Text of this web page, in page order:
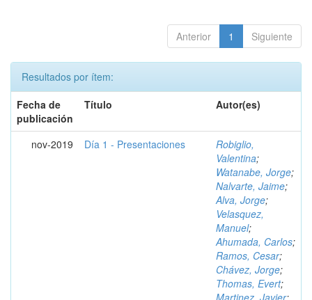
Anterior 1 Siguiente
Resultados por ítem:
Fecha de
publicación
Título Autor(es)
nov-2019 Día 1 - Presentaciones
Robiglio,
Valentina;
Watanabe, Jorge;
Nalvarte, Jaime;
Alva, Jorge;
Velasquez,
Manuel;
Ahumada, Carlos;
Ramos, Cesar;
Chávez, Jorge;
Thomas, Evert;
Martinez, Javier;